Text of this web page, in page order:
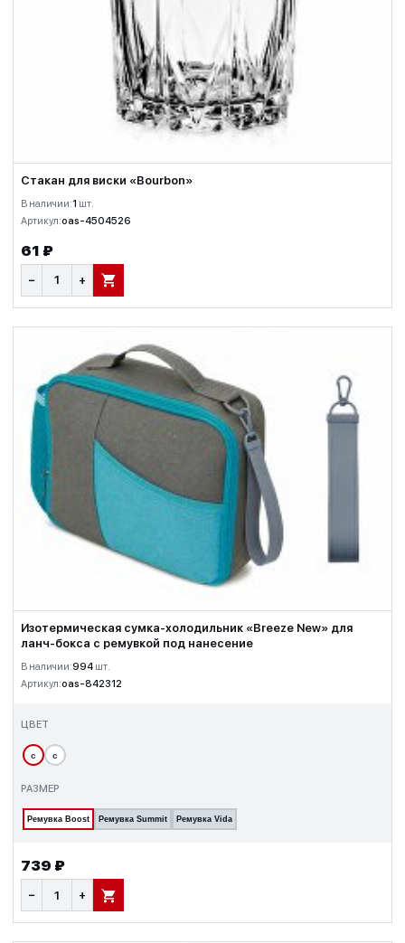
Стакан для виски «Bourbon»
В наличии:1 шт.
Артикул:oas-4504526
61 ₽
− + В КОРЗИНУ
Изотермическая сумка-холодильник «Breeze New» для
ланч-бокса с ремувкой под нанесение
В наличии:994 шт.
Артикул:oas-842312
ЦВЕТ
с с
РАЗМЕР
Ремувка Boost Ремувка Summit Ремувка Vida
739 ₽
− + В КОРЗИНУ